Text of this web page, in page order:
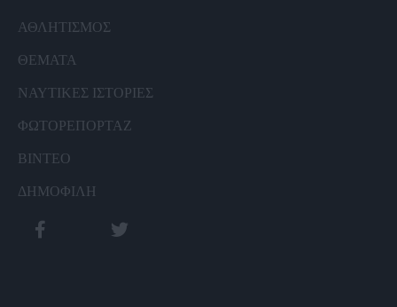
ΑΘΛΗΤΙΣΜΟΣ
ΘΕΜΑΤΑ
ΝΑΥΤΙΚΕΣ ΙΣΤΟΡΙΕΣ
ΦΩΤΟΡΕΠΟΡΤΑΖ
ΒΙΝΤΕΟ
ΔΗΜΟΦΙΛΗ